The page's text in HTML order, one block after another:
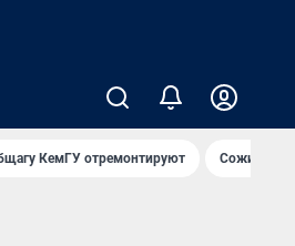
КемГУ отремонтируют